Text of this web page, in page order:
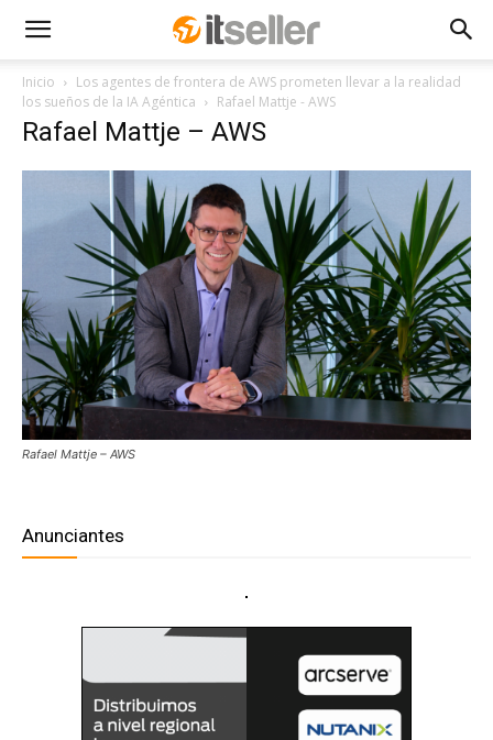
Inicio
Los agentes de frontera de AWS prometen llevar a la realidad
los sueños de la IA Agéntica
Rafael Mattje - AWS
Rafael Mattje – AWS
Rafael Mattje – AWS
Anunciantes